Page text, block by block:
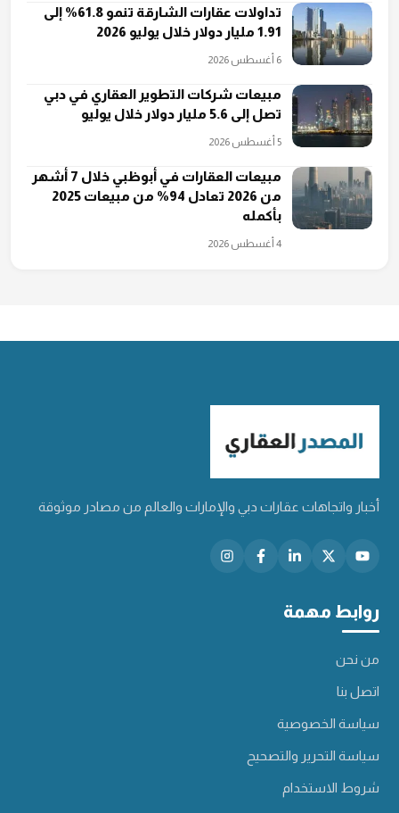
تداولات عقارات الشارقة تنمو 61.8% إلى
1.91 مليار دولار خلال يوليو 2026
6 أغسطس 2026
مبيعات شركات التطوير العقاري في دبي
تصل إلى 5.6 مليار دولار خلال يوليو
5 أغسطس 2026
مبيعات العقارات في أبوظبي خلال 7 أشهر
من 2026 تعادل 94% من مبيعات 2025
بأكمله
4 أغسطس 2026
أخبار واتجاهات عقارات دبي والإمارات والعالم من مصادر موثوقة
روابط مهمة
من نحن
اتصل بنا
سياسة الخصوصية
سياسة التحرير والتصحيح
شروط الاستخدام